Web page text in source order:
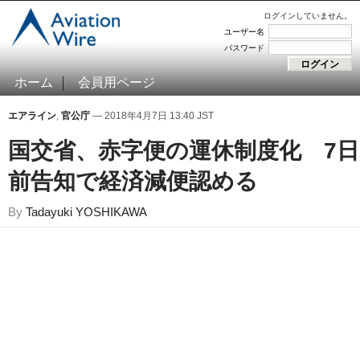
ログインしていません。
ユーザー名
パスワード
ホーム 会員用ページ
エアライン, 官公庁 — 2018年4月7日 13:40 JST
国交省、赤字便の運休制度化 7日
前告知で経済減便認める
By Tadayuki YOSHIKAWA